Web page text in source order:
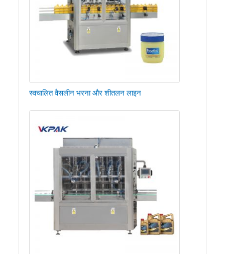
स्वचालित वैसलीन भरना और शीतलन लाइन